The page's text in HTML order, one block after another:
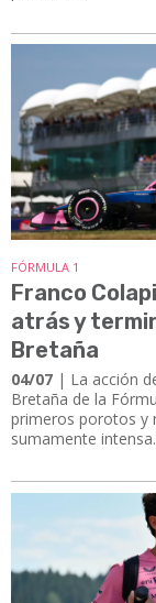
FÓRMULA 1
Franco
atrás y
Bretaña
04/07 | La acción
Bretaña de la
primeros porotos y
sumamente intensa.